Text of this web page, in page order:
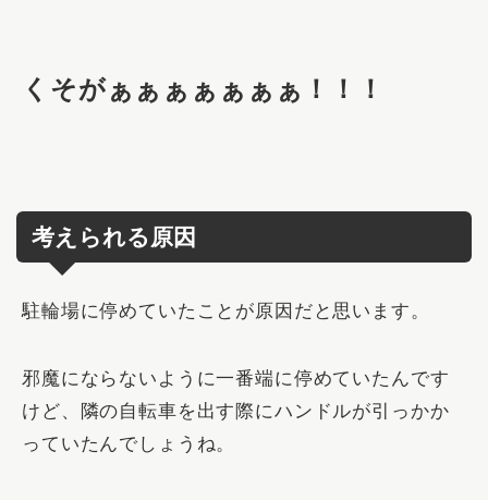
くそがぁぁぁぁぁぁぁ！！！
考えられる原因
駐輪場に停めていたことが原因だと思います。
邪魔にならないように一番端に停めていたんです
けど、隣の自転車を出す際にハンドルが引っかか
っていたんでしょうね。